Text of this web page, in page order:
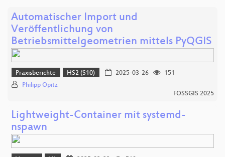
Automatischer Import und
Veröffentlichung von
Betriebsmittelgeometrien mittels PyQGIS
Praxisberichte HS2 (S10) 2025-03-26
151
Philipp Opitz
FOSSGIS 2025
Lightweight-Container mit systemd-
nspawn